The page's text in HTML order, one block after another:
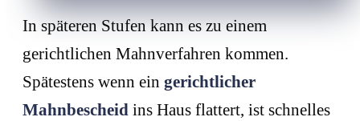
In späteren Stufen kann es zu einem
gerichtlichen Mahnverfahren kommen.
Spätestens wenn ein gerichtlicher
Mahnbescheid ins Haus flattert, ist schnelles